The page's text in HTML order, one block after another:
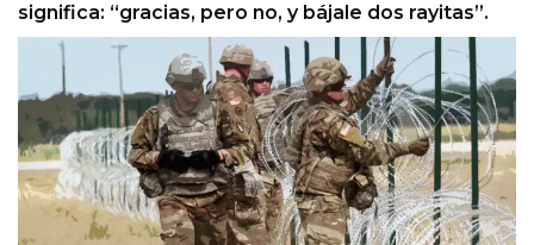
significa: “gracias, pero no, y bájale dos rayitas”.